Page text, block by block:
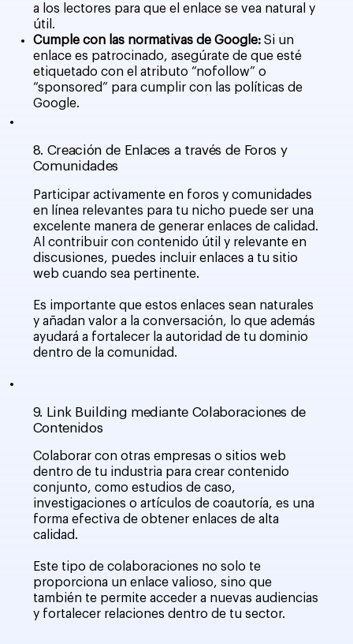
a los lectores para que el enlace se vea natural y
útil.
Cumple con las normativas de Google: Si un
enlace es patrocinado, asegúrate de que esté
etiquetado con el atributo “nofollow” o
“sponsored” para cumplir con las políticas de
Google.
8. Creación de Enlaces a través de Foros y
Comunidades
Participar activamente en foros y comunidades
en línea relevantes para tu nicho puede ser una
excelente manera de generar enlaces de calidad.
Al contribuir con contenido útil y relevante en
discusiones, puedes incluir enlaces a tu sitio
web cuando sea pertinente.
Es importante que estos enlaces sean naturales
y añadan valor a la conversación, lo que además
ayudará a fortalecer la autoridad de tu dominio
dentro de la comunidad.
9. Link Building mediante Colaboraciones de
Contenidos
Colaborar con otras empresas o sitios web
dentro de tu industria para crear contenido
conjunto, como estudios de caso,
investigaciones o artículos de coautoría, es una
forma efectiva de obtener enlaces de alta
calidad.
Este tipo de colaboraciones no solo te
proporciona un enlace valioso, sino que
también te permite acceder a nuevas audiencias
y fortalecer relaciones dentro de tu sector.